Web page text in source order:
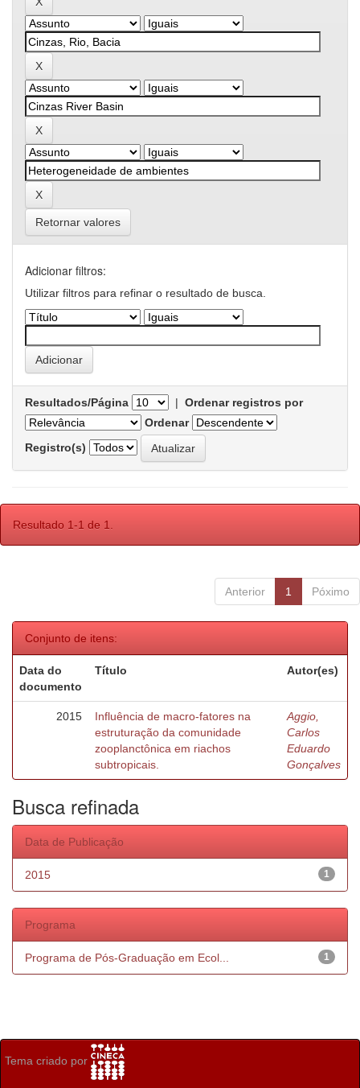
Retornar valores
Adicionar filtros:
Utilizar filtros para refinar o resultado de busca.
Resultados/Página | Ordenar registros por
Ordenar
Registro(s)
Resultado 1-1 de 1.
Anterior 1 Póximo
Conjunto de itens:
Data do
documento
Título Autor(es)
2015
Influência de macro-fatores na
estruturação da comunidade
zooplanctônica em riachos
subtropicais.
Aggio,
Carlos
Eduardo
Gonçalves
Busca refinada
Data de Publicação
1
2015
Programa
1
Programa de Pós-Graduação em Ecol...
Tema criado por